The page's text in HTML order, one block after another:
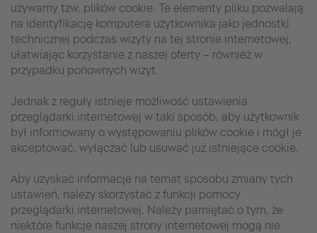
używamy tzw. plików cookie. Te elementy pliku pozwalają
na identyfikację komputera użytkownika jako jednostki
technicznej podczas wizyty na tej stronie internetowej,
ułatwiając korzystanie z naszej oferty – również w
przypadku ponownych wizyt.
Jednak z reguły istnieje możliwość ustawienia
przeglądarki internetowej w taki sposób, aby użytkownik
był informowany o występowaniu plików cookie i mógł je
akceptować, wyłączać lub usuwać już istniejące cookie.
Aby uzyskać informacje na temat sposobu zmiany tych
ustawień, należy skorzystać z funkcji pomocy
przeglądarki internetowej. Należy pamiętać o tym, że
niektóre funkcje naszej strony internetowej mogą nie